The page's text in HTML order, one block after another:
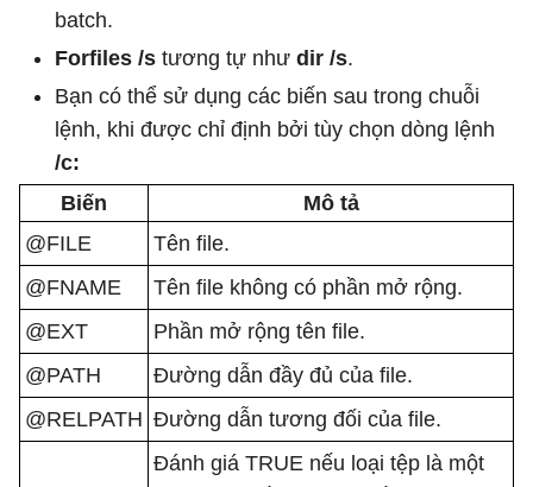
batch.
Forfiles /s tương tự như dir /s.
Bạn có thể sử dụng các biến sau trong chuỗi
lệnh, khi được chỉ định bởi tùy chọn dòng lệnh
/c:
Biến
Mô tả
@FILE
Tên file.
@FNAME
Tên file không có phần mở rộng.
@EXT
Phần mở rộng tên file.
@PATH
Đường dẫn đầy đủ của file.
@RELPATH Đường dẫn tương đối của file.
Đánh giá TRUE nếu loại tệp là một